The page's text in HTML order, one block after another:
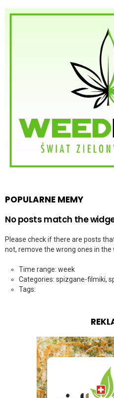
POPULARNE MEMY
No posts match the
Please check if there are posts
not, remove the wrong ones in the
Time range: week
Categories: spizgane-filmiki,
Tags: